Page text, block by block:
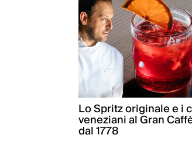
Lo Spritz originale e i
veneziani al Gran
dal 1778